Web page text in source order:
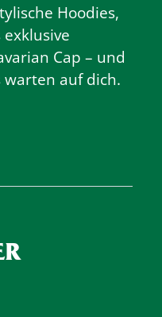
Hoodies,
Cap – und
auf dich.